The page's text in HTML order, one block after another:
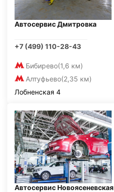
Автосервис Дмитровка
+7 (499) 110-28-43
Бибирево(1,6 км)
Алтуфьево(2,35 км)
Лобненская 4
Автосервис Новоясеневская